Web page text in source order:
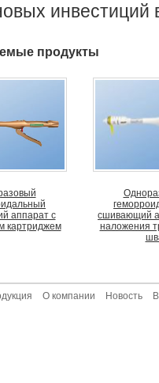
инвестиций
продукты
аппарат с
картриджем
сшивающий
наложения
О компании Новость